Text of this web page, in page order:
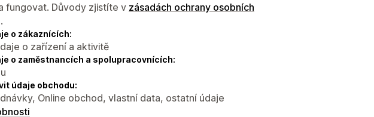
fungovat. Důvody zjistíte v zásadách ochrany osobních
o zákaznících:
o zařízení a aktivitě
o zaměstnancích a spolupracovnících:
údaje obchodu:
Online obchod, vlastní data, ostatní údaje